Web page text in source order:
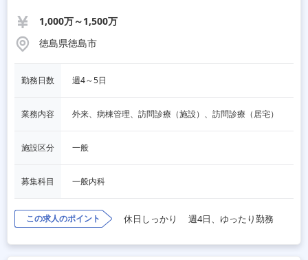
1,000万～1,500万
徳島県徳島市
勤務日数 週4～5日
業務内容 外来、病棟管理、訪問診療（施設）、訪問診療（居宅）
施設区分 一般
募集科目 一般内科
この求人のポイント 休日しっかり 週4日、ゆったり勤務